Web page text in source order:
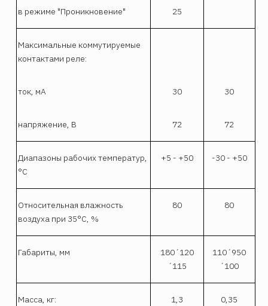
в режиме "Проникновение" 25
Максимальные коммутируемые
контактами реле:
ток, мА 30 30
напряжение, В 72 72
Диапазоны рабочих температур,
°С
+5 - +50 -30 - +50
Относительная влажность
воздуха при 35°С, %
80 80
Габариты, мм
180´120
´115
110´950
´100
Масса, кг: 1,3 0,35